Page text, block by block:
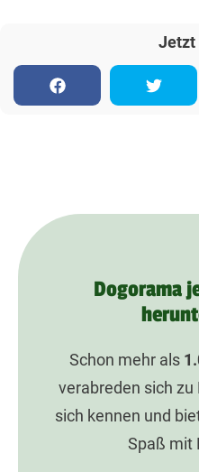
Jetzt
Dogorama
Schon mehr als
verabreden sich
sich kennen und
Spaß mit